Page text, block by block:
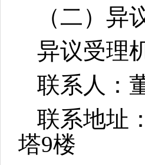
（二） 异
异议受理
联系人：
联系地址
塔9楼